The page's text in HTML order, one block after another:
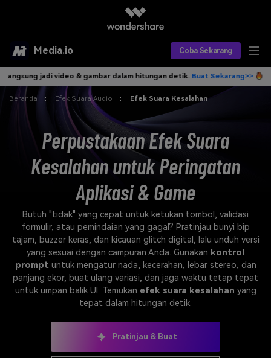
Media.io Coba Sekarang
Alat AI
AI Video
AI Gambar
AI Audio
Model AI yang Didukung
Asisten Video AI
Editor Video AI
Editor Gambar AI
Editor Audio AI
Find More Solutions >>
Efek Video
Efek Foto
Sumber Daya
Panduan Pengguna Apa yang Baru
FAQs Hubungi Kami
Tips & Tutorial AI
Veo3
Masuk
jadi video & gambar dalam hitungan detik.Buat Sekarang>> Tulis
Beranda Efek Suara Audio Efek Suara Kesalahan
Perpustakaan Efek Suara
Kesalahan untuk Peringatan
Aplikasi & Game
Butuh "tidak" yang cepat untuk ketukan tombol, validasi
formulir, atau pemindaian yang gagal? Pratinjau bunyi bip
tajam, buzzer keras, dan kicauan glitch digital, lalu unduh versi
yang sesuai dengan campuran Anda. Gunakan kontrol
prompt untuk mengatur nada, kecerahan, lebar stereo, dan
panjang ekor, buat ulang variasi, dan jaga waktu tetap tepat
untuk umpan balik UI. Temukan efek suara kesalahan yang
tepat dalam hitungan detik.
Pratinjau & Buat